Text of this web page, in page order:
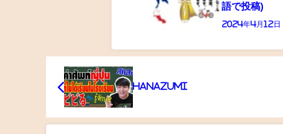
語で投稿)
2024年4月12日
Hanazumi